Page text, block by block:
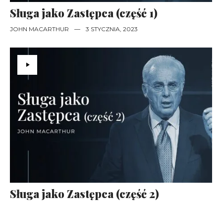
Sługa jako Zastępca (część 1)
JOHN MACARTHUR — 3 STYCZNIA, 2023
Sługa jako Zastępca (część 2)